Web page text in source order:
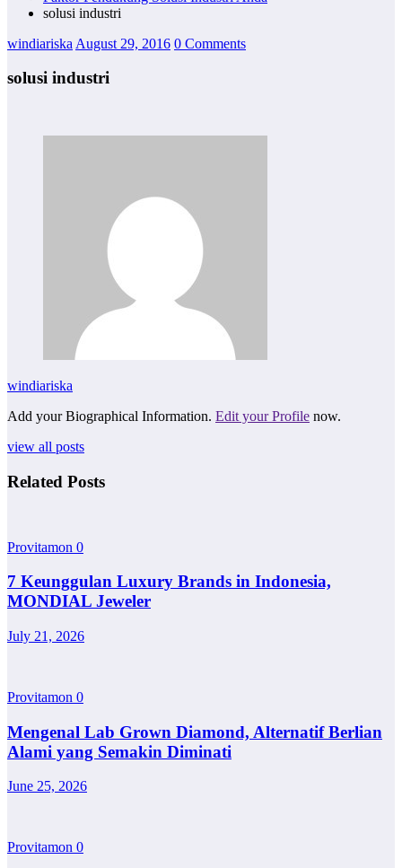
solusi industri
windiariska August 29, 2016 0 Comments
solusi industri
windiariska
Add your Biographical Information. Edit your Profile now.
view all posts
Related Posts
Provitamon 0
7 Keunggulan Luxury Brands in Indonesia,
MONDIAL Jeweler
July 21, 2026
Provitamon 0
Mengenal Lab Grown Diamond, Alternatif Berlian
Alami yang Semakin Diminati
June 25, 2026
Provitamon 0